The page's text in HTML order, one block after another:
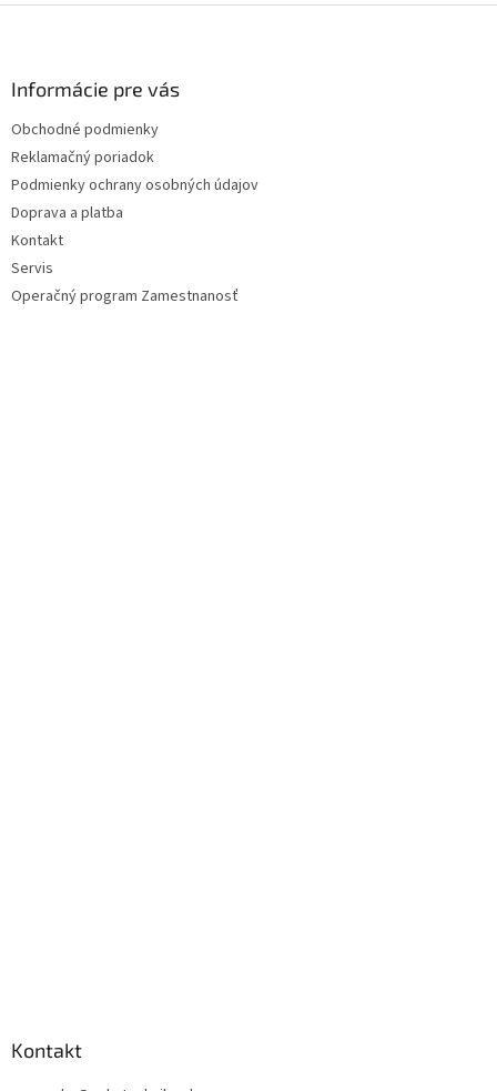
Informácie pre vás
Obchodné podmienky
Reklamačný poriadok
Podmienky ochrany osobných údajov
Doprava a platba
Kontakt
Servis
Operačný program Zamestnanosť
Kontakt